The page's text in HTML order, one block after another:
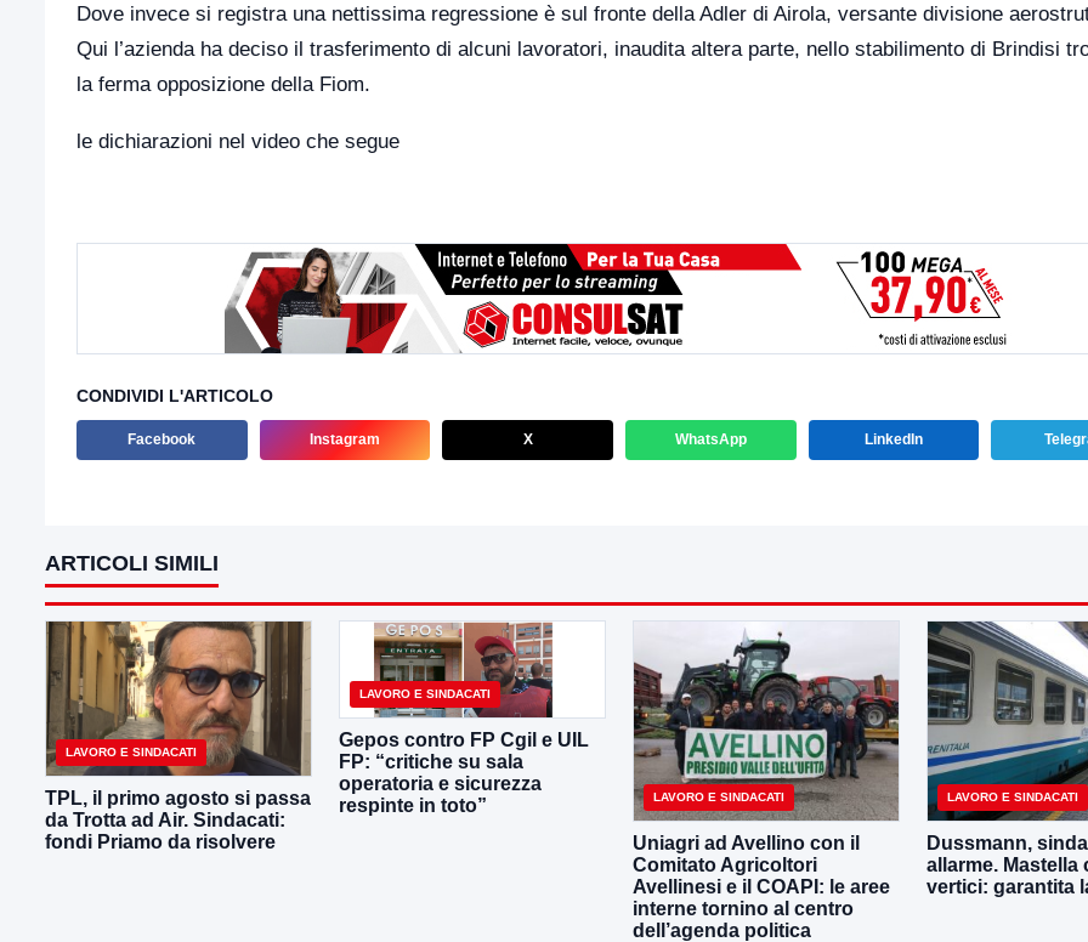
Dove invece si registra una nettissima regressione è sul fronte della Adler di Airola, versante divisione
Qui l’azienda ha deciso il trasferimento di alcuni lavoratori, inaudita altera parte, nello stabilimento di Brindisi
la ferma opposizione della Fiom.
le dichiarazioni nel video che segue
CONDIVIDI L'ARTICOLO
Facebook Instagram X WhatsApp LinkedIn
ARTICOLI SIMILI
LAVORO E SINDACATI
TPL, il primo agosto si passa
da Trotta ad Air. Sindacati:
fondi Priamo da risolvere
LAVORO E SINDACATI
Gepos contro FP Cgil e UIL
FP: “critiche su sala
operatoria e sicurezza
respinte in toto”
LAVORO E SINDACATI
Uniagri ad Avellino con il
Comitato Agricoltori
Avellinesi e il COAPI: le aree
interne tornino al centro
dell’agenda politica
LAVORO E SINDACATI
Dussmann,
allarme. Mastella
vertici: garantita